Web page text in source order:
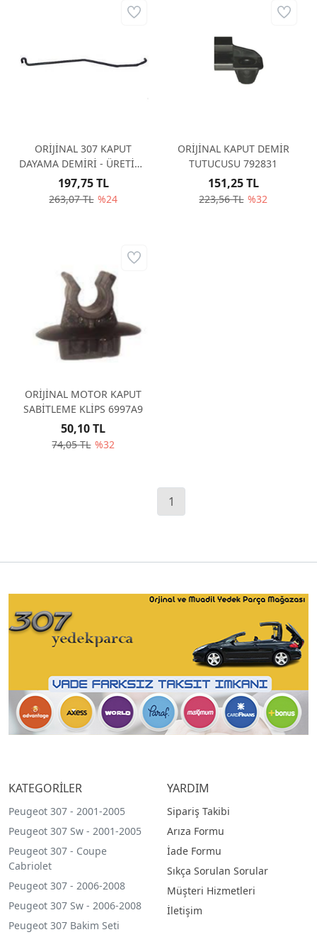
ORİJİNAL 307 KAPUT
DAYAMA DEMİRİ - ÜRETİMİ
DURAN ÜRÜN 792735
263,07 TL %24
197,75 TL
ORİJİNAL KAPUT DEMİR
TUTUCUSU 792831
223,56 TL %32
151,25 TL
ORİJİNAL MOTOR KAPUT
SABİTLEME KLİPS 6997A9
74,05 TL %32
50,10 TL
1
KATEGORİLER
Peugeot 307 - 2001-2005
Peugeot 307 Sw - 2001-2005
Peugeot 307 - Coupe
Cabriolet
Peugeot 307 - 2006-2008
Peugeot 307 Sw - 2006-2008
Peugeot 307 Bakim Seti
YARDIM
Sipariş Takibi
Arıza Formu
İade Formu
Sıkça Sorulan Sorular
Müşteri Hizmetleri
İletişim